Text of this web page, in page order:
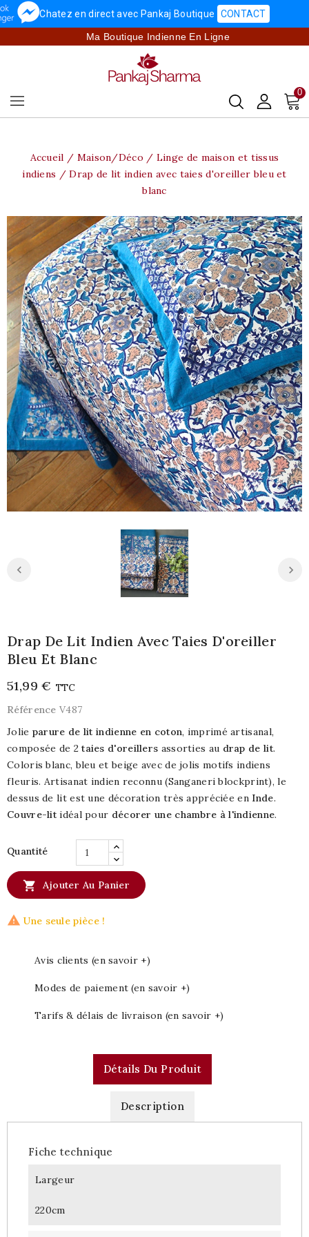
Chatez en direct avec Pankaj Boutique CONTACT
Ma Boutique Indienne En Ligne
0
Accueil Maison/Déco
Linge de maison et tissus
indiens
Drap de lit indien avec taies d'oreiller bleu et
blanc
Drap De Lit Indien Avec Taies D'oreiller
Bleu Et Blanc
51,99 € TTC
Référence V487
Jolie parure de lit indienne en coton, imprimé artisanal,
composée de 2taies d'oreillers assorties au drap de lit.
Coloris blanc, bleu et beige avec de jolis motifs indiens
fleuris. Artisanat indien reconnu (Sanganeri blockprint), le
dessus de lit est une décoration très appréciée en Inde.
Couvre-litidéal pour décorer une chambre à l'indienne.
Quantité
 Ajouter Au Panier
 Une seule pièce !
Avis clients (en savoir +)
Modes de paiement (en savoir +)
Tarifs & délais de livraison (en savoir +)
Détails Du Produit
Description
Fiche technique
Largeur
220cm